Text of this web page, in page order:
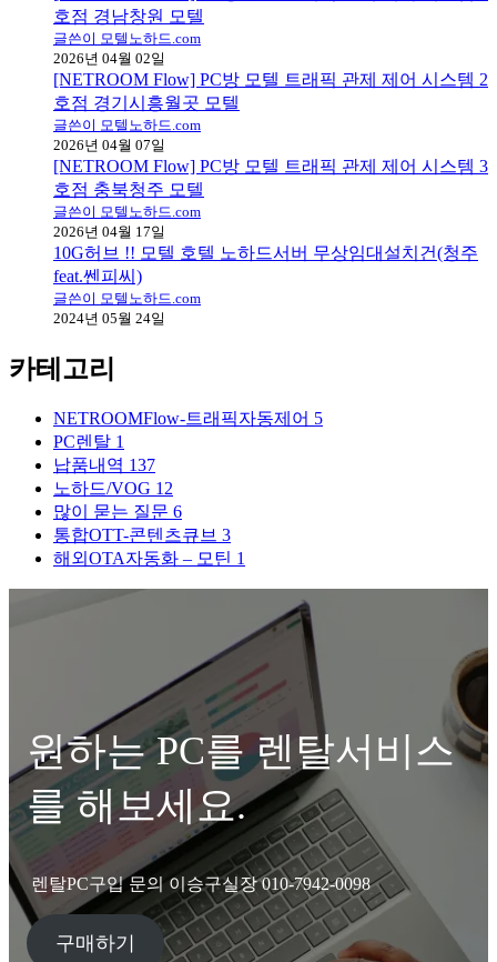
호점 경남창원 모텔
글쓴이 모텔노하드.com
2026년 04월 02일
[NETROOM Flow] PC방 모텔 트래픽 관제 제어 시스템 2
호점 경기시흥월곳 모텔
글쓴이 모텔노하드.com
2026년 04월 07일
[NETROOM Flow] PC방 모텔 트래픽 관제 제어 시스템 3
호점 충북청주 모텔
글쓴이 모텔노하드.com
2026년 04월 17일
10G허브 !! 모텔 호텔 노하드서버 무상임대설치건(청주
feat.쎈피씨)
글쓴이 모텔노하드.com
2024년 05월 24일
카테고리
NETROOMFlow-트래픽자동제어 5
PC렌탈 1
납품내역 137
노하드/VOG 12
많이 묻는 질문 6
통합OTT-콘텐츠큐브 3
해외OTA자동화 – 모틴 1
원하는 PC를 렌탈서비스
를 해보세요.
렌탈PC구입 문의 이승구실장 010-7942-0098
구매하기